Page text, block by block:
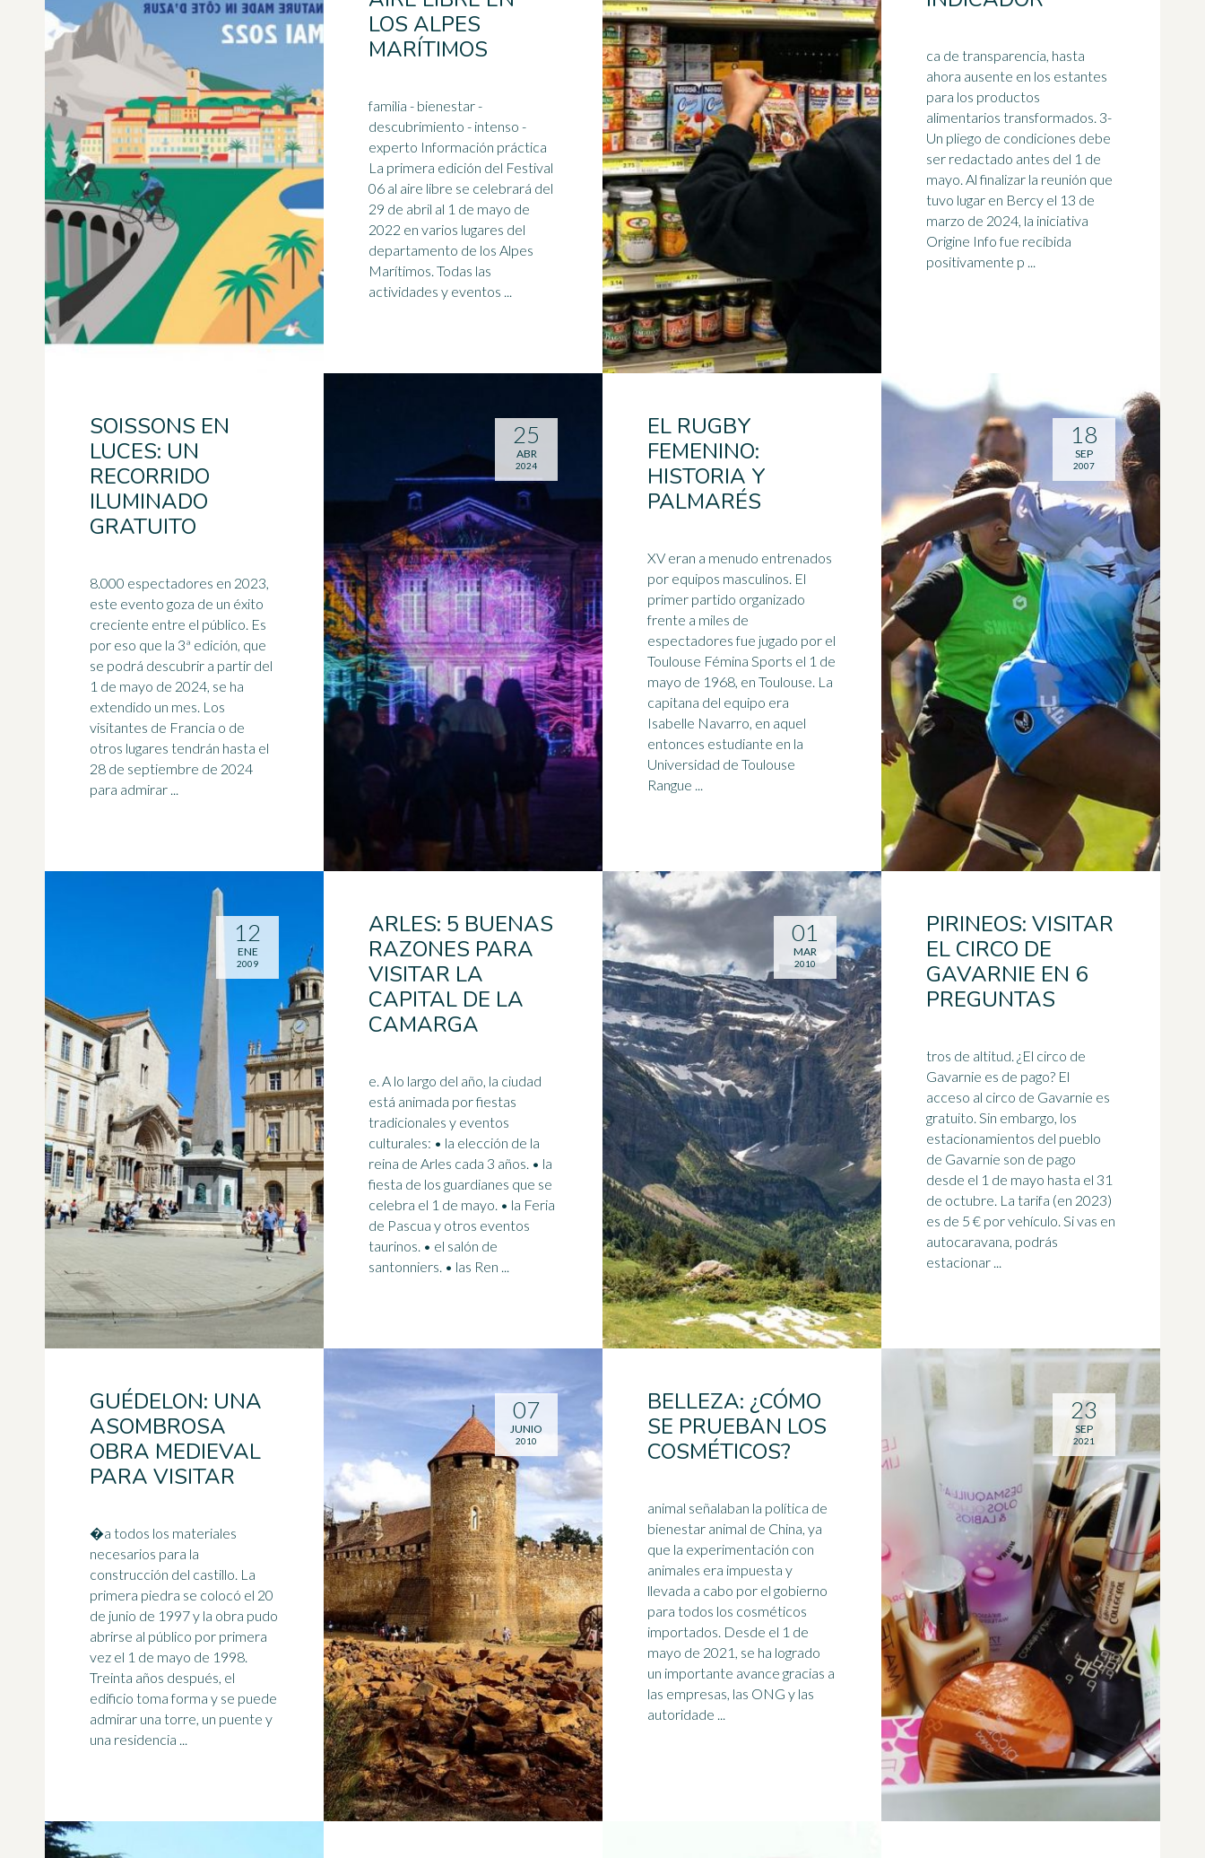
LOS ALPES
MARÍTIMOS
familia - bienestar -
descubrimiento - intenso -
experto Información práctica
La primera edición del Festival
06 al aire libre se celebrará del
29 de abril al 1 de mayo de
2022 en varios lugares del
departamento de los Alpes
Marítimos. Todas las
actividades y eventos ...
ca de transparencia, hasta
ahora ausente en los estantes
para los productos
alimentarios transformados. 3-
Un pliego de condiciones debe
ser redactado antes del 1 de
mayo. Al finalizar la reunión que
tuvo lugar en Bercy el 13 de
marzo de 2024, la iniciativa
Origine Info fue recibida
positivamente p ...
SOISSONS EN
LUCES: UN
RECORRIDO
ILUMINADO
GRATUITO
8.000 espectadores en 2023,
este evento goza de un éxito
creciente entre el público. Es
por eso que la 3ª edición, que
se podrá descubrir a partir del
1 de mayo de 2024, se ha
extendido un mes. Los
visitantes de Francia o de
otros lugares tendrán hasta el
28 de septiembre de 2024
para admirar ...
25
ABR
2024
EL RUGBY
FEMENINO:
HISTORIA Y
PALMARÉS
XV eran a menudo entrenados
por equipos masculinos. El
primer partido organizado
frente a miles de
espectadores fue jugado por el
Toulouse Fémina Sports el 1 de
mayo de 1968, en Toulouse. La
capitana del equipo era
Isabelle Navarro, en aquel
entonces estudiante en la
Universidad de Toulouse
Rangue ...
18
SEP
2007
ARLES: 5 BUENAS
RAZONES PARA
VISITAR LA
CAPITAL DE LA
CAMARGA
e. A lo largo del año, la ciudad
está animada por fiestas
tradicionales y eventos
culturales: • la elección de la
reina de Arles cada 3 años. • la
fiesta de los guardianes que se
celebra el 1 de mayo. • la Feria
de Pascua y otros eventos
taurinos. • el salón de
santonniers. • las Ren ...
12
ENE
2009
PIRINEOS: VISITAR
EL CIRCO DE
GAVARNIE EN 6
PREGUNTAS
tros de altitud. ¿El circo de
Gavarnie es de pago? El
acceso al circo de Gavarnie es
gratuito. Sin embargo, los
estacionamientos del pueblo
de Gavarnie son de pago
desde el 1 de mayo hasta el 31
de octubre. La tarifa (en 2023)
es de 5 € por vehículo. Si vas en
autocaravana, podrás
estacionar ...
01
MAR
2010
GUÉDELON: UNA
ASOMBROSA
OBRA MEDIEVAL
PARA VISITAR
�a todos los materiales
necesarios para la
construcción del castillo. La
primera piedra se colocó el 20
de junio de 1997 y la obra pudo
abrirse al público por primera
vez el 1 de mayo de 1998.
Treinta años después, el
edificio toma forma y se puede
admirar una torre, un puente y
una residencia ...
07
JUNIO
2010
BELLEZA: ¿CÓMO
SE PRUEBAN LOS
COSMÉTICOS?
animal señalaban la política de
bienestar animal de China, ya
que la experimentación con
animales era impuesta y
llevada a cabo por el gobierno
para todos los cosméticos
importados. Desde el 1 de
mayo de 2021, se ha logrado
un importante avance gracias a
las empresas, las ONG y las
autoridade ...
23
SEP
2021